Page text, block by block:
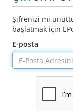
Şifrenizi mi
başlatmak için
E-posta